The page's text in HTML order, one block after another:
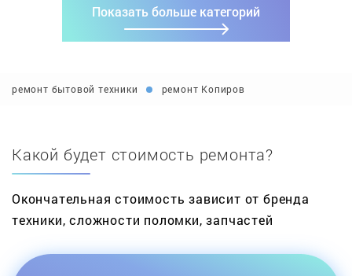
Показать больше категорий
ремонт бытовой техники ремонт Копиров
Какой будет стоимость ремонта?
Окончательная стоимость зависит от бренда
техники, сложности поломки, запчастей